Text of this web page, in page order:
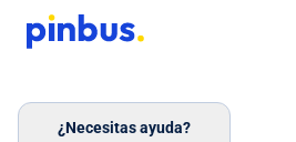
¿Necesitas ayuda?